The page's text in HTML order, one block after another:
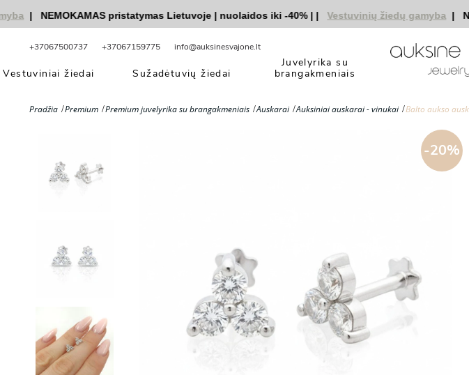
| NEMOKAMAS pristatymas Lietuvoje|nuolaidos iki -40%|| Vestuvinių žiedų gamyba |
+37067500737 +37067159775 info@auksinesvajone.lt
Vestuviniai žiedai Sužadėtuvių žiedai
Juvelyrika su
brangakmeniais
Pradžia Premium Premium juvelyrika su brangakmeniais Auskarai Auksiniai auskarai - vinukai Balto aukso
-20%